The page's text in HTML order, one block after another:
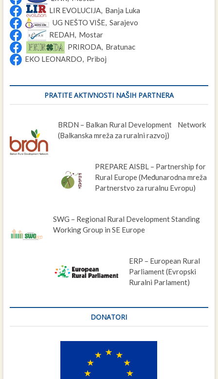
LIR EVOLUCIJA, Banja Luka
UG NEŠTO VIŠE, Sarajevo
REDAH, Mostar
PRIRODA, Bratunac
EKO LEONARDO, Priboj
PRATITE AKTIVNOSTI NAŠIH PARTNERA
BRDN – Balkan Rural Development Network
(Balkanska mreža za ruralni razvoj)
PREPARE AISBL – Partnership for
Rural Europe (Međunarodna mreža
Partnerstvo za ruralnu Evropu)
SWG – Regional Rural Development Standing
Working Group in SE Europe
ERP – European Rural
Parliament (Evropski
Ruralni Parlament)
DONATORI